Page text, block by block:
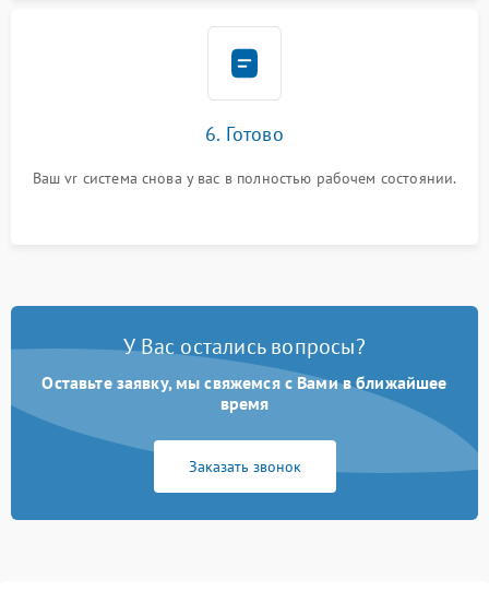
6. Готово
Ваш vr система снова у вас в полностью рабочем состоянии.
У Вас остались вопросы?
Оставьте заявку, мы свяжемся с Вами в ближайшее
время
Заказать звонок